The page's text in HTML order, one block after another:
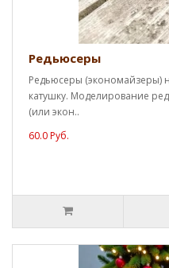
Редьюсеры
Редьюсеры (экономайзеры)
катушку. Моделирование
(или экон..
60.0 Руб.